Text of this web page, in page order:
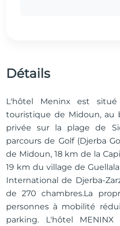
Détails
L'hôtel Meninx est
touristique de Midoun, au
privée sur la plage de
parcours de Golf (Djerba
de Midoun, 18 km de la
19 km du village de
International de Djerba-
de 270 chambres.La
personnes à mobilité
parking. L'hôtel